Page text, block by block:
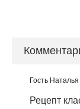
Гость Наталья
Рецепт